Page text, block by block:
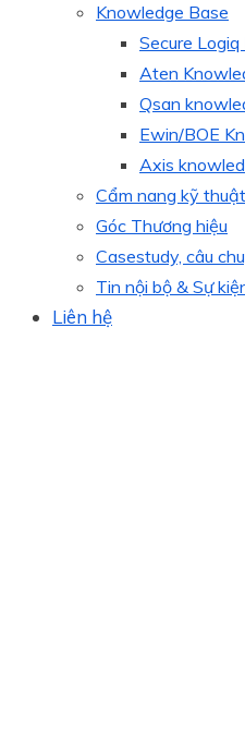
Knowledge Base
Secure
Aten
Qsan
Ewin/BOE
Axis
Cẩm nang kỹ thuật
Góc Thương hiệu
Casestudy, câu
Tin nội bộ & Sự
Liên hệ